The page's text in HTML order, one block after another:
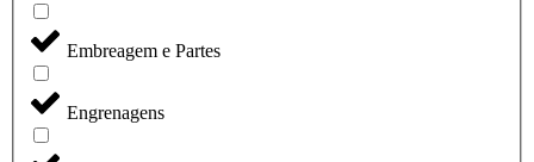
Embreagem e Partes
Engrenagens